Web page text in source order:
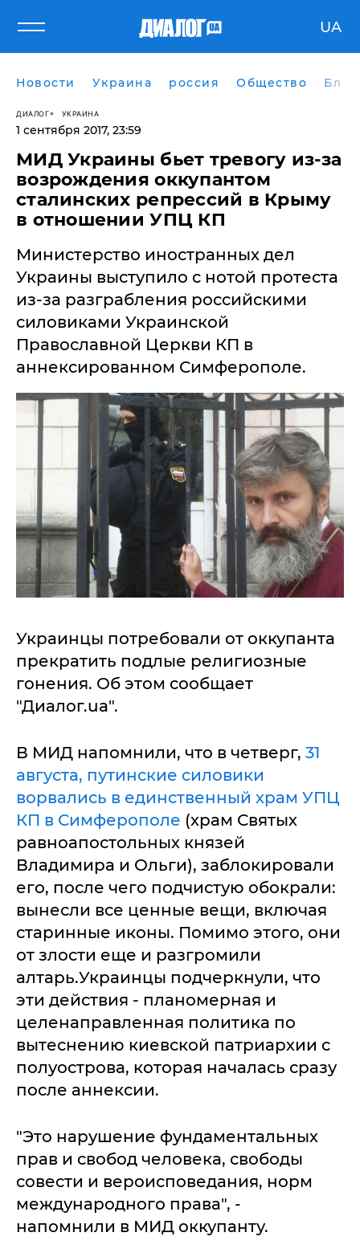
UA
Новости Украина россия Общество
ДИАЛОГ УКРАИНА
1 сентября 2017, 23:59
​МИД Украины бьет тревогу из-за
возрождения оккупантом
сталинских репрессий в Крыму
в отношении УПЦ КП
Министерство иностранных дел
Украины выступило с нотой протеста
из-за разграбления российскими
силовиками Украинской
Православной Церкви КП в
аннексированном Симферополе.
Украинцы потребовали от оккупанта
прекратить подлые религиозные
гонения. Об этом сообщает
"Диалог.ua".
В МИД напомнили, что в четверг, 31
августа, путинские силовики
ворвались в единственный храм УПЦ
КП в Симферополе (храм Святых
равноапостольных князей
Владимира и Ольги), заблокировали
его, после чего подчистую обокрали:
вынесли все ценные вещи, включая
старинные иконы. Помимо этого, они
от злости еще и разгромили
алтарь.Украинцы подчеркнули, что
эти действия - планомерная и
целенаправленная политика по
вытеснению киевской патриархии с
полуострова, которая началась сразу
после аннексии.
"Это нарушение фундаментальных
прав и свобод человека, свободы
совести и вероисповедания, норм
международного права", -
напомнили в МИД оккупанту.